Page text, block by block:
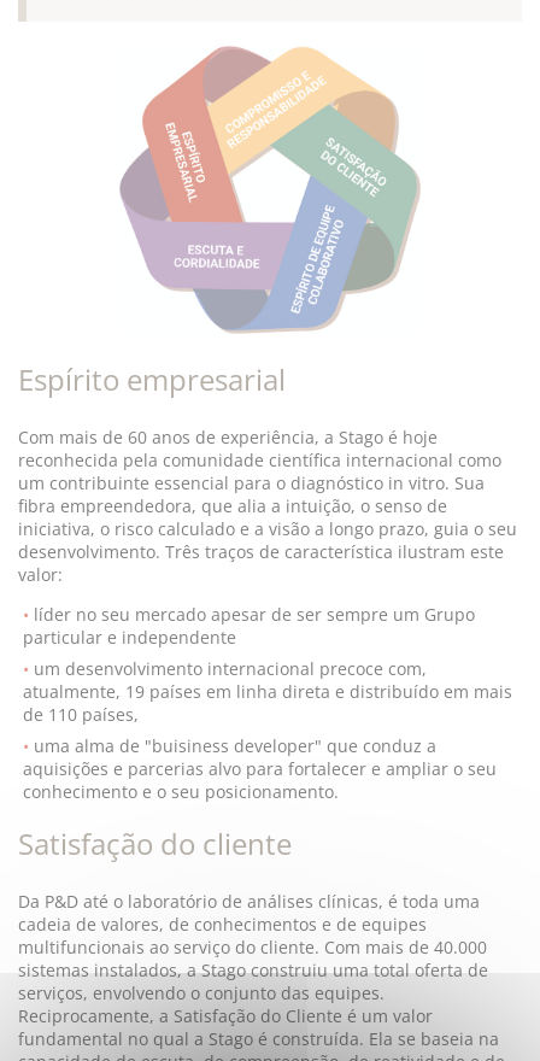
Espírito empresarial
Com mais de 60 anos de experiência, a Stago é hoje
reconhecida pela comunidade científica internacional como
um contribuinte essencial para o diagnóstico in vitro. Sua
fibra empreendedora, que alia a intuição, o senso de
iniciativa, o risco calculado e a visão a longo prazo, guia o seu
desenvolvimento. Três traços de característica ilustram este
valor:
líder no seu mercado apesar de ser sempre um Grupo
particular e independente
um desenvolvimento internacional precoce com,
atualmente, 19 países em linha direta e distribuído em mais
de 110 países,
uma alma de "buisiness developer" que conduz a
aquisições e parcerias alvo para fortalecer e ampliar o seu
conhecimento e o seu posicionamento.
Satisfação do cliente
Da P&D até o laboratório de análises clínicas, é toda uma
cadeia de valores, de conhecimentos e de equipes
multifuncionais ao serviço do cliente. Com mais de 40.000
sistemas instalados, a Stago construiu uma total oferta de
serviços, envolvendo o conjunto das equipes.
Reciprocamente, a Satisfação do Cliente é um valor
fundamental no qual a Stago é construída. Ela se baseia na